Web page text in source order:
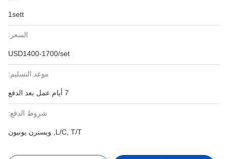
1sett
السعر:
USD1400-1700/set
موعد التسليم:
شروط الدفع:
L/C, T/T, ويسترن يونيون